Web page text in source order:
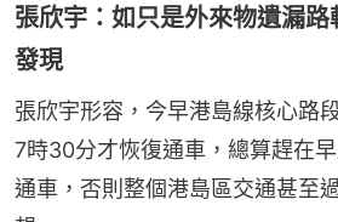
張欣宇：如只是外來物遺漏
發現
張欣宇形容，今早港島線核心路
7時30分才恢復通車，總算趕在
通車，否則整個港島區交通甚至